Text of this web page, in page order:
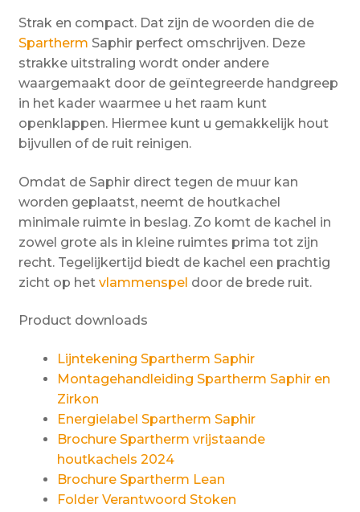
Strak en compact. Dat zijn de woorden die de
Spartherm Saphir perfect omschrijven. Deze
strakke uitstraling wordt onder andere
waargemaakt door de geïntegreerde handgreep
in het kader waarmee u het raam kunt
openklappen. Hiermee kunt u gemakkelijk hout
bijvullen of de ruit reinigen.
Omdat de Saphir direct tegen de muur kan
worden geplaatst, neemt de houtkachel
minimale ruimte in beslag. Zo komt de kachel in
zowel grote als in kleine ruimtes prima tot zijn
recht. Tegelijkertijd biedt de kachel een prachtig
zicht op het vlammenspel door de brede ruit.
Product downloads
Lijntekening Spartherm Saphir
Montagehandleiding Spartherm Saphir en
Zirkon
Energielabel Spartherm Saphir
Brochure Spartherm vrijstaande
houtkachels 2024
Brochure Spartherm Lean
Folder Verantwoord Stoken